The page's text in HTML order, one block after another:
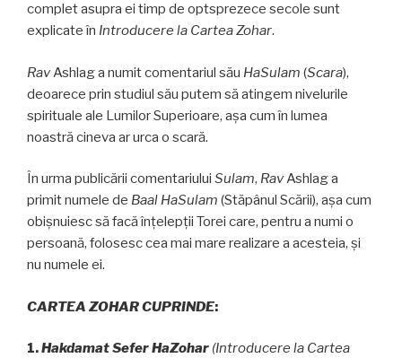
complet asupra ei timp de optsprezece secole sunt
explicate în Introducere la Cartea Zohar.
RavAshlag a numit comentariul său HaSulam (Scara),
deoarece prin studiul său putem să atingem nivelurile
spirituale ale Lumilor Superioare, aşa cum în lumea
noastră cineva ar urca o scară.
În urma publicării comentariului Sulam, RavAshlag a
primit numele de Baal HaSulam (Stăpânul Scării), aşa cum
obişnuiesc să facă înţelepţii Torei care, pentru a numi o
persoană, folosesc cea mai mare realizare a acesteia, şi
nu numele ei.
CARTEA ZOHAR CUPRINDE:
1.Hakdamat Sefer HaZohar (Introducere la Cartea